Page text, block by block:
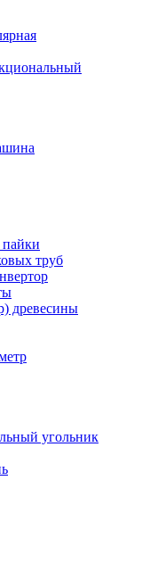
пайки
труб
древесины
угольник